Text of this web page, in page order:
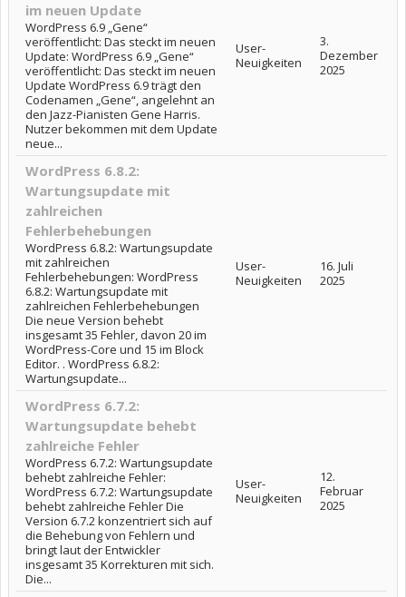
im neuen Update
WordPress 6.9 „Gene“
veröffentlicht: Das steckt im neuen
Update: WordPress 6.9 „Gene“
veröffentlicht: Das steckt im neuen
Update WordPress 6.9 trägt den
Codenamen „Gene“, angelehnt an
den Jazz-Pianisten Gene Harris.
Nutzer bekommen mit dem Update
neue...
User-
Neuigkeiten
3.
Dezember
2025
WordPress 6.8.2:
Wartungsupdate mit
zahlreichen
Fehlerbehebungen
WordPress 6.8.2: Wartungsupdate
mit zahlreichen
Fehlerbehebungen: WordPress
6.8.2: Wartungsupdate mit
zahlreichen Fehlerbehebungen
Die neue Version behebt
insgesamt 35 Fehler, davon 20 im
WordPress-Core und 15 im Block
Editor. . WordPress 6.8.2:
Wartungsupdate...
User-
Neuigkeiten
16. Juli
2025
WordPress 6.7.2:
Wartungsupdate behebt
zahlreiche Fehler
WordPress 6.7.2: Wartungsupdate
behebt zahlreiche Fehler:
WordPress 6.7.2: Wartungsupdate
behebt zahlreiche Fehler Die
Version 6.7.2 konzentriert sich auf
die Behebung von Fehlern und
bringt laut der Entwickler
insgesamt 35 Korrekturen mit sich.
Die...
User-
Neuigkeiten
12.
Februar
2025